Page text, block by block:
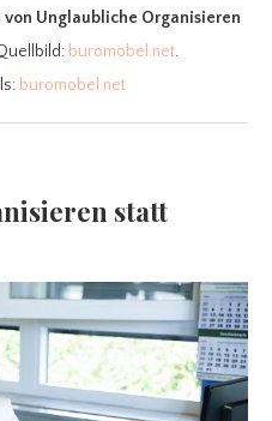
von Unglaubliche Organisieren
buromobel.net.
buromobel.net
statt